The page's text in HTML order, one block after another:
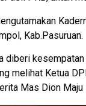
Kab.Pasuruan.
diberi
melihat Ketua
Mas Dion